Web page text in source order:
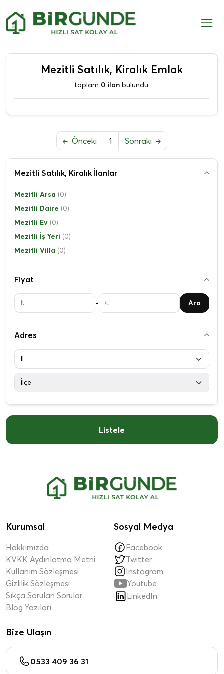
Mezitli Satılık, Kiralık İlanlar
Mezitli Arsa (0)
Mezitli Daire (0)
Mezitli Ev (0)
Mezitli İş Yeri (0)
Mezitli Villa (0)
Fiyat
- Ara
Adres
Listele
Mezitli Satılık, Kiralık Emlak
toplam 0 ilanbulundu.
Önceki 1 Sonraki
Kurumsal
Hakkımızda
KVKK Aydınlatma Metni
Kullanım Sözleşmesi
Gizlilik Sözleşmesi
Sıkça Sorulan Sorular
Blog Yazıları
Sosyal Medya
Facebook
Twitter
Instagram
Youtube
LinkedIn
Bize Ulaşın
0533 409 36 31